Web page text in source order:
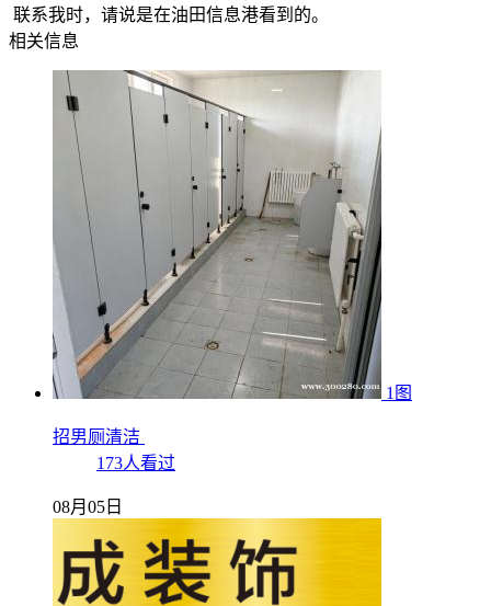
​ 联系我时，请说是在油田信息港看到的。
相关信息
1图
招男厕清洁
173人看过
08月05日